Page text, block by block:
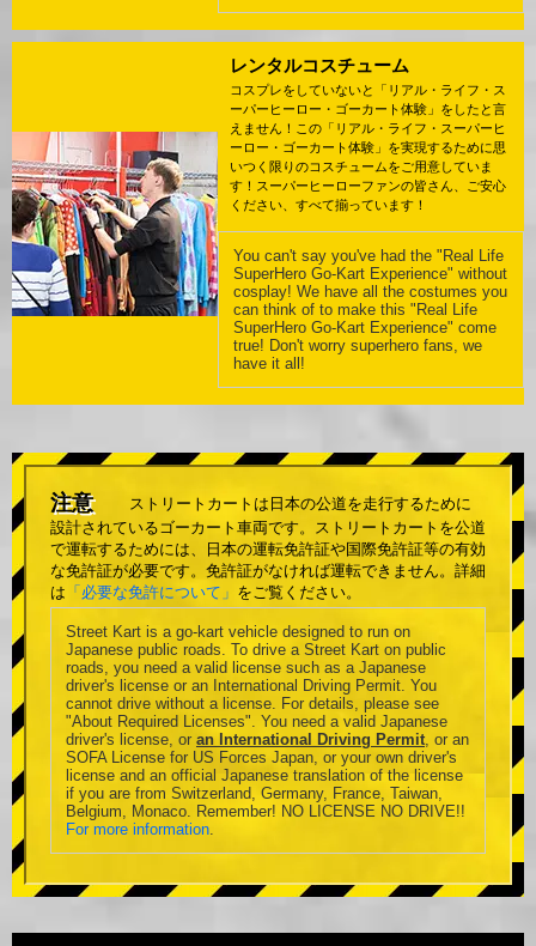
レンタルコスチューム
コスプレをしていないと「リアル・ライフ・ス
ーパーヒーロー・ゴーカート体験」をしたと言
えません！この「リアル・ライフ・スーパーヒ
ーロー・ゴーカート体験」を実現するために思
いつく限りのコスチュームをご用意していま
す！スーパーヒーローファンの皆さん、ご安心
ください、すべて揃っています！
You can't say you've had the "Real Life
SuperHero Go-Kart Experience" without
cosplay! We have all the costumes you
can think of to make this "Real Life
SuperHero Go-Kart Experience" come
true! Don't worry superhero fans, we
have it all!
注意
ストリートカートは日本の公道を走行するために
設計されているゴーカート車両です。ストリートカートを公道
で運転するためには、日本の運転免許証や国際免許証等の有効
な免許証が必要です。免許証がなければ運転できません。詳細
は 「必要な免許について」 をご覧ください。
Street Kart is a go-kart vehicle designed to run on
Japanese public roads. To drive a Street Kart on public
roads, you need a valid license such as a Japanese
driver's license or an International Driving Permit. You
cannot drive without a license. For details, please see
"About Required Licenses". You need a valid Japanese
driver's license, or an International Driving Permit, or an
SOFA License for US Forces Japan, or your own driver's
license and an official Japanese translation of the license
if you are from Switzerland, Germany, France, Taiwan,
Belgium, Monaco. Remember! NO LICENSE NO DRIVE!!
For more information.